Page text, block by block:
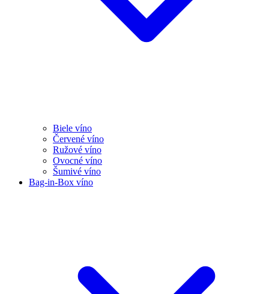
Biele víno
Červené víno
Ružové víno
Ovocné víno
Šumivé víno
Bag-in-Box víno